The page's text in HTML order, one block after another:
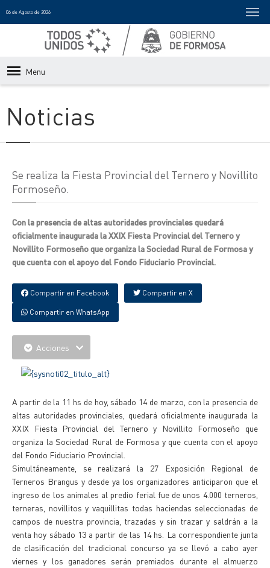
06 de Agosto de 2026
Menu
Noticias
Se realiza la Fiesta Provincial del Ternero y Novillito
Formoseño.
Con la presencia de altas autoridades provinciales quedará
oficialmente inaugurada la XXIX Fiesta Provincial del Ternero y
Novillito Formoseño que organiza la Sociedad Rural de Formosa y
que cuenta con el apoyo del Fondo Fiduciario Provincial.
Compartir en Facebook Compartir en X
Compartir en WhatsApp
Acciones
A partir de la 11 hs de hoy, sábado 14 de marzo, con la presencia de
altas autoridades provinciales, quedará oficialmente inaugurada la
XXIX Fiesta Provincial del Ternero y Novillito Formoseño que
organiza la Sociedad Rural de Formosa y que cuenta con el apoyo
del Fondo Fiduciario Provincial.
Simultáneamente, se realizará la 27 Exposición Regional de
Terneros Brangus y desde ya los organizadores anticiparon que el
ingreso de los animales al predio ferial fue de unos 4.000 terneros,
terneras, novillitos y vaquillitas todas haciendas seleccionadas de
campos de nuestra provincia, trazadas y sin trazar y saldrán a la
venta hoy sábado 13 a partir de las 14 hs. La correspondiente junta
de clasificación del tradicional concurso ya se llevó a cabo ayer
viernes y los ganadores serán premiados durante el almuerzo